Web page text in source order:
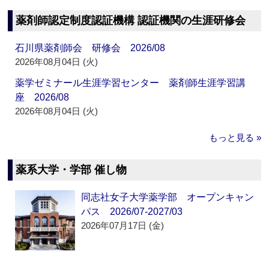
薬剤師認定制度認証機構 認証機関の生涯研修会
石川県薬剤師会 研修会 2026/08
2026年08月04日 (火)
薬学ゼミナール生涯学習センター 薬剤師生涯学習講
座 2026/08
2026年08月04日 (火)
もっと見る »
薬系大学・学部 催し物
同志社女子大学薬学部 オープンキャン
パス 2026/07-2027/03
2026年07月17日 (金)